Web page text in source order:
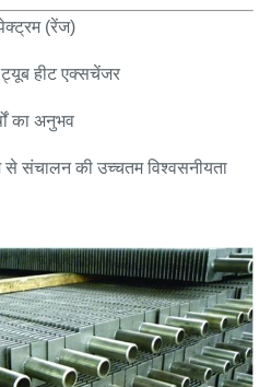
(रेंज)
हीट एक्सचेंजर
का अनुभव
से संचालन की उच्चतम विश्वसनीयता